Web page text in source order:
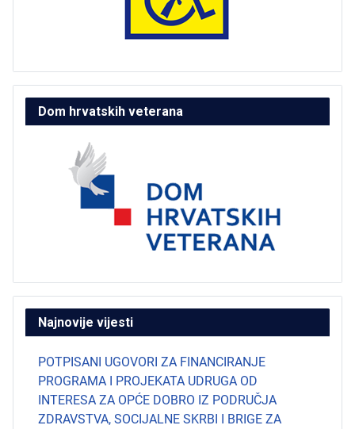
Dom hrvatskih veterana
Najnovije vijesti
POTPISANI UGOVORI ZA FINANCIRANJE
PROGRAMA I PROJEKATA UDRUGA OD
INTERESA ZA OPĆE DOBRO IZ PODRUČJA
ZDRAVSTVA, SOCIJALNE SKRBI I BRIGE ZA